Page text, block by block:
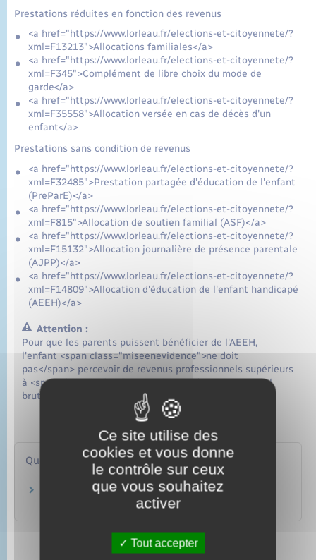
Prestations réduites en fonction des revenus
<a href="https://www.lorleau.fr/elections-et-citoyennete/?
xml=F13213">Allocations familiales</a>
<a href="https://www.lorleau.fr/elections-et-citoyennete/?
xml=F345">Complément de libre choix du mode de
garde</a>
<a href="https://www.lorleau.fr/elections-et-citoyennete/?
xml=F35558">Allocation versée en cas de décès d'un
enfant</a>
Prestations sans condition de revenus
<a href="https://www.lorleau.fr/elections-et-citoyennete/?
xml=F32485">Prestation partagée d'éducation de l'enfant
(PreParE)</a>
<a href="https://www.lorleau.fr/elections-et-citoyennete/?
xml=F815">Allocation de soutien familial (ASF)</a>
<a href="https://www.lorleau.fr/elections-et-citoyennete/?
xml=F15132">Allocation journalière de présence parentale
(AJPP)</a>
<a href="https://www.lorleau.fr/elections-et-citoyennete/?
xml=F14809">Allocation d'éducation de l'enfant handicapé
(AEEH)</a>
Attention :
Pour que les parents puissent bénéficier de l'AEEH,
l'enfant <span class="miseenevidence">ne doit
pas</span> percevoir de revenus professionnels supérieurs
à <span class="valeur">55 %</span> du Smic mensuel
brut, soit <span class="valeur">960,96 €</span>.
Questions ? Réponses !
Dans quels cas doit-on déclarer ses ressources
Ce site utilise des
cookies et vous donne
le contrôle sur ceux
que vous souhaitez
activer
Tout accepter